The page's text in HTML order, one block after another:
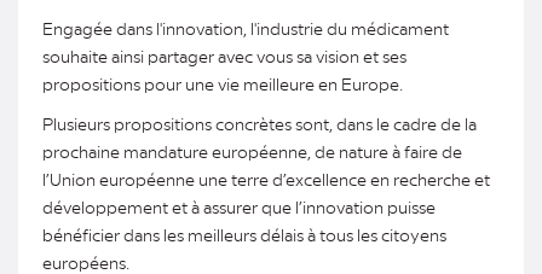
Engagée dans l'innovation, l'industrie du médicament
souhaite ainsi partager avec vous sa vision et ses
propositions pour une vie meilleure en Europe.
Plusieurs propositions concrètes sont, dans le cadre de la
prochaine mandature européenne, de nature à faire de
l’Union européenne une terre d’excellence en recherche et
développement et à assurer que l’innovation puisse
bénéficier dans les meilleurs délais à tous les citoyens
européens.